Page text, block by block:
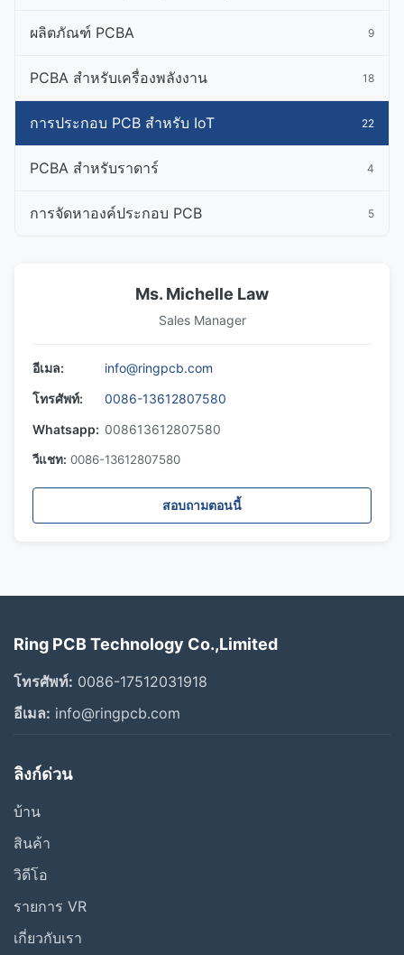
ผลิตภัณฑ์ PCBA 9
PCBA สําหรับเครื่องพลังงาน 18
การประกอบ PCB สําหรับ IoT 22
PCBA สําหรับราดาร์ 4
การจัดหาองค์ประกอบ PCB 5
Ms. Michelle Law
Sales Manager
อีเมล:
info@ringpcb.com
โทรศัพท์:
0086-13612807580
Whatsapp: 008613612807580
วีแชท: 0086-13612807580
สอบถามตอนนี้
Ring PCB Technology Co.,Limited
โทรศัพท์: 0086-17512031918
อีเมล: info@ringpcb.com
ลิงก์ด่วน
บ้าน
สินค้า
วิดีโอ
รายการ VR
เกี่ยวกับเรา